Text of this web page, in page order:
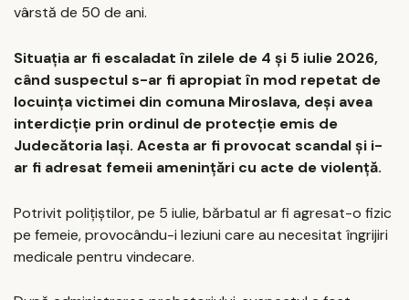
vârstă de 50 de ani.
Situația ar fi escaladat în zilele de 4 și 5 iulie 2026,
când suspectul s-ar fi apropiat în mod repetat de
locuința victimei din comuna Miroslava, deși avea
interdicție prin ordinul de protecție emis de
Judecătoria Iași. Acesta ar fi provocat scandal și i-
ar fi adresat femeii amenințări cu acte de violență.
Potrivit polițiștilor, pe 5 iulie, bărbatul ar fi agresat-o fizic
pe femeie, provocându-i leziuni care au necesitat îngrijiri
medicale pentru vindecare.